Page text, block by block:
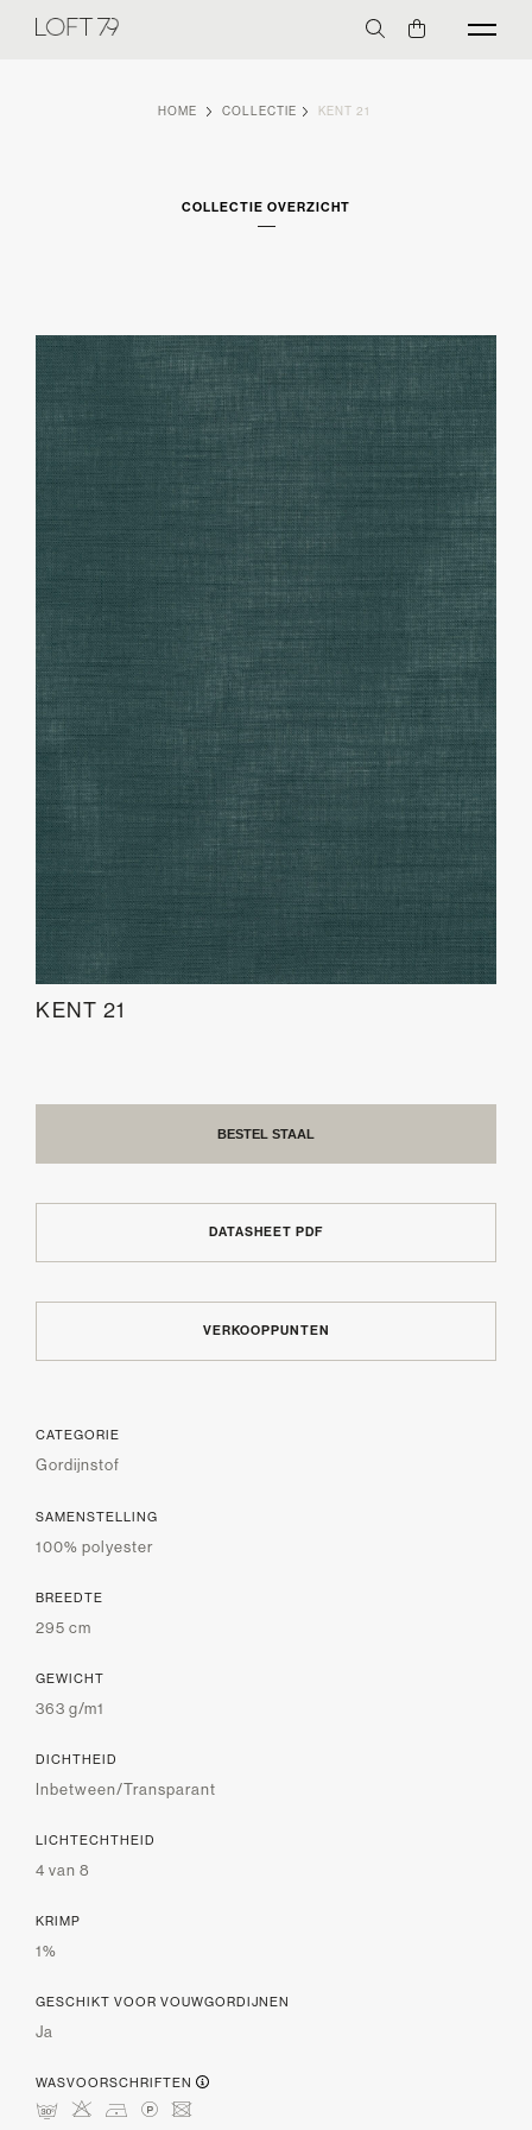
HOME COLLECTIE KENT 21
COLLECTIE OVERZICHT
KENT 21
BESTEL STAAL
DATASHEET PDF
VERKOOPPUNTEN
CATEGORIE
Gordijnstof
SAMENSTELLING
100% polyester
BREEDTE
295 cm
GEWICHT
363 g/m1
DICHTHEID
Inbetween/Transparant
LICHTECHTHEID
4 van 8
KRIMP
1%
GESCHIKT VOOR VOUWGORDIJNEN
Ja
WASVOORSCHRIFTEN
mHDLU